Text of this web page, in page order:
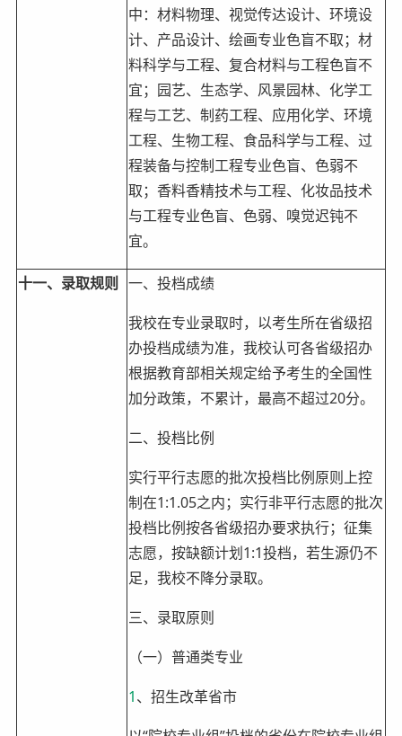
中：材料物理、视觉传达设计、环境设
计、产品设计、绘画专业色盲不取；材
料科学与工程、复合材料与工程色盲不
宜；园艺、生态学、风景园林、化学工
程与工艺、制药工程、应用化学、环境
工程、生物工程、食品科学与工程、过
程装备与控制工程专业色盲、色弱不
取；香料香精技术与工程、化妆品技术
与工程专业色盲、色弱、嗅觉迟钝不
宜。
十一、录取规则
一、投档成绩
我校在专业录取时，以考生所在省级招
办投档成绩为准，我校认可各省级招办
根据教育部相关规定给予考生的全国性
加分政策，不累计，最高不超过20分。
二、投档比例
实行平行志愿的批次投档比例原则上控
制在1:1.05之内；实行非平行志愿的批次
投档比例按各省级招办要求执行；征集
志愿，按缺额计划1:1投档，若生源仍不
足，我校不降分录取。
三、录取原则
（一）普通类专业
1、招生改革省市